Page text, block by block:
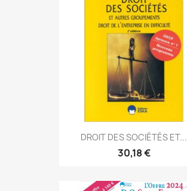
DROIT DES SOCIÉTÉS ET...
30,18 €